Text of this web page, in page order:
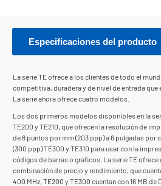
Especificaciones del producto
La serie TE ofrece a los clientes de todo el
competitiva, duradera y de nivel de entrada que
La serie ahora ofrece cuatro modelos.
Los dos primeros modelos disponibles en la
TE200 y TE210, que ofrecen la resolución de
de 8 puntos por mm (203 ppp) a 6 pulgadas por
(300 ppp) TE300 y TE310 para usar con la
códigos de barras o gráficos. La serie TE ofrece
combinación de precio y rendimiento, que
400 MHz, TE200 y TE300 cuentan con 16 MB de